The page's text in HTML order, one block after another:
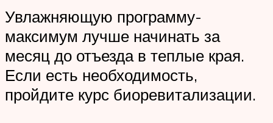
Увлажняющую программу-
максимум лучше начинать за
месяц до отъезда в теплые края.
Если есть необходимость,
пройдите курс биоревитализации.